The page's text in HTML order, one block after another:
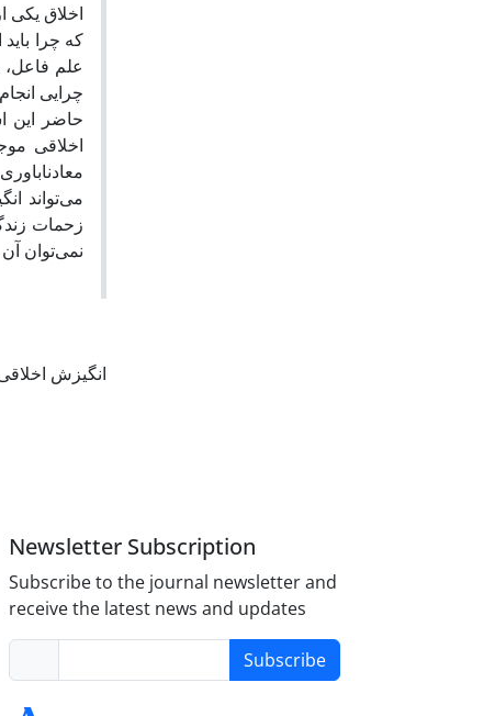
اخلاق یکی
که چرا
علم فاعل،
چرایی
حاضر این
اخلاقی
می‌تواند
زحمات
نمی‌توان
انگیزش
Newsletter Subscription
Subscribe to the journal newsletter and
receive the latest news and updates
Subscribe